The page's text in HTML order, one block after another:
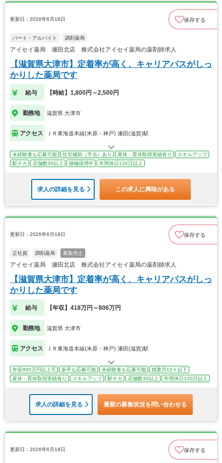
更新日：2026年6月18日 保存する
パート・アルバイト 調剤薬局
アイセイ薬局 瀬田北店 株式会社アイセイ薬局の薬剤師求人
【滋賀県大津市】定着率が高く、キャリアパスがしっ
かりした薬局です
給与 【時給】1,800円～2,500円
勤務地 滋賀県 大津市
アクセス ＪＲ東海道本線(米原－神戸) 瀬田(滋賀)駅
未経験者も応募可能 住宅補助（手当）あり 産休・育休取得実績有り
スキルアップ
駅チカ
店舗数30以上 積極採用中 年間休日120日以上
求人の詳細を見る この求人に興味がある
更新日：2026年6月18日 保存する
正社員 調剤薬局 募集停止
アイセイ薬局 瀬田北店 株式会社アイセイ薬局の薬剤師求人
【滋賀県大津市】定着率が高く、キャリアパスがしっ
かりした薬局です
給与 【年収】418万円～806万円
勤務地 滋賀県 大津市
アクセス ＪＲ東海道本線(米原－神戸) 瀬田(滋賀)駅
年収800万円以上可 新卒も応募可能 未経験者も応募可能
残業月10ｈ以下
産休・育休取得実績有り
スキルアップ 駅チカ 店舗数30以上 年間休日120日以上
求人の詳細を見る 最新の募集状況を問い合わせる
更新日：2026年6月18日 保存する